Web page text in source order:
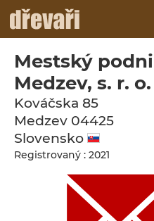
Mestský
Medzev, s. r. o.
Kováčska 85
Medzev 04425
Slovensko
Registrovaný : 2021